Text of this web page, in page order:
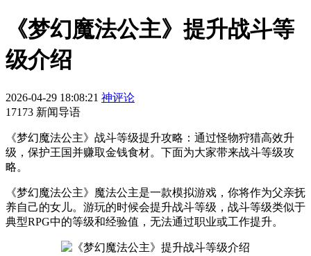
《梦幻魔法公主》提升战斗等
级介绍
2026-04-29 18:08:21 神评论
17173 新闻导语
《梦幻魔法公主》战斗等级提升攻略：通过怪物狩猎高效升
级，保护王国并赚取金钱食材。下面为大家带来战斗等级攻
略。
《梦幻魔法公主》魔法公主是一款模拟游戏，你将作为父亲抚
养自己的女儿。游玩的时候会提升战斗等级，战斗等级类似于
典型RPG中的等级和经验值，无法通过职业或工作提升。